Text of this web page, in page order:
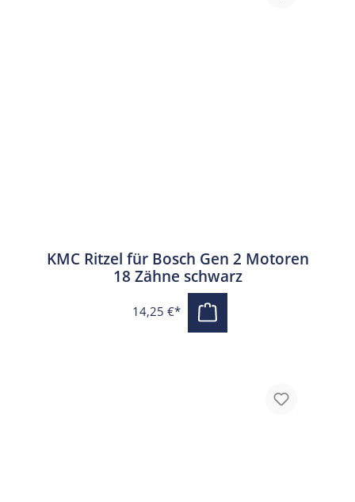
KMC Ritzel für Bosch Gen 2 Motoren
18 Zähne schwarz
14,25 €*